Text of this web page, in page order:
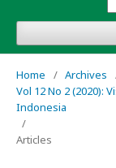
Home / Archives
Vol 12 No 2 (2020):
Indonesia
/
Articles